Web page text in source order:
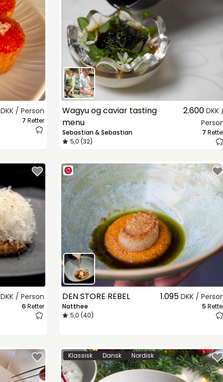
DKK / Person
7 Retter
Wagyu og caviar tasting
menu
Sebastian & Sebastian
5,0 (32)
2.600DKK
7
DKK / Person
6 Retter
DEN STORE REBEL
Natthee
5,0 (40)
1.095DKK /
5
Klassisk Dansk Nordisk